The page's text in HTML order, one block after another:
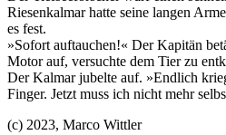
Riesenkalmar hatte seine langen
es fest.
»Sofort auftauchen!« Der Kapitän
Motor auf, versuchte dem Tier zu
Der Kalmar jubelte auf. »Endlich
Finger. Jetzt muss ich nicht mehr
(c) 2023, Marco Wittler